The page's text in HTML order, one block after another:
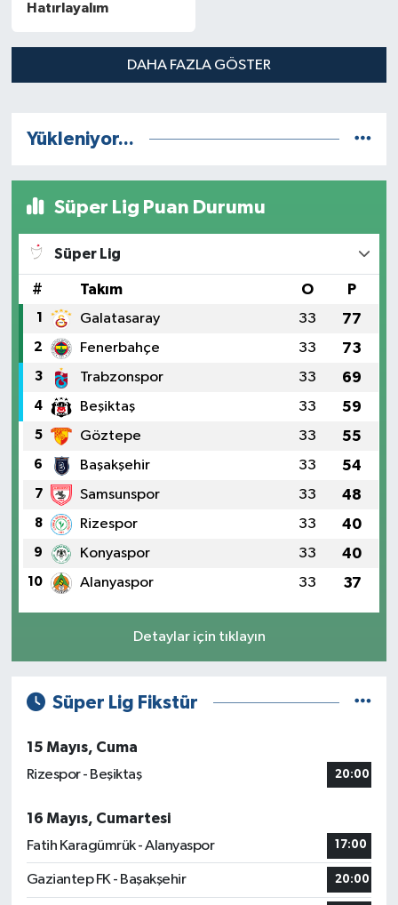
Hatırlayalım
DAHA FAZLA GÖSTER
Yükleniyor...
Süper Lig Puan Durumu
Süper Lig
# Takım O P
1 Galatasaray 33 77
2 Fenerbahçe 33 73
3 Trabzonspor 33 69
4 Beşiktaş 33 59
5 Göztepe 33 55
6 Başakşehir 33 54
7 Samsunspor 33 48
8 Rizespor 33 40
9 Konyaspor 33 40
10 Alanyaspor 33 37
Detaylar için tıklayın
Süper Lig Fikstür
15 Mayıs, Cuma
Rizespor - Beşiktaş
20:00
16 Mayıs, Cumartesi
Fatih Karagümrük - Alanyaspor
17:00
Gaziantep FK - Başakşehir 20:00